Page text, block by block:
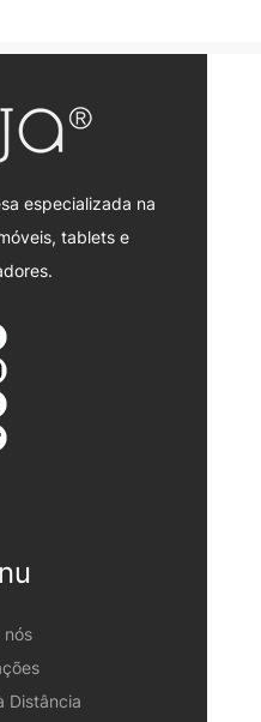
especializada na
tablets e
nós
Distância